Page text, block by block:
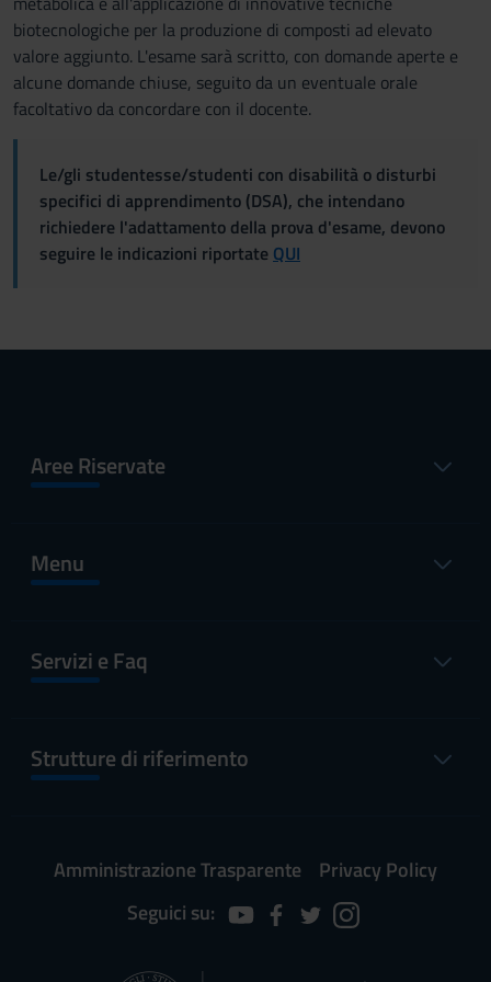
biotecnologiche per la produzione di composti ad elevato
valore aggiunto. L'esame sarà scritto, con domande aperte e
alcune domande chiuse, seguito da un eventuale orale
facoltativo da concordare con il docente.
Le/gli studentesse/studenti con disabilità o disturbi
specifici di apprendimento (DSA), che intendano
richiedere l'adattamento della prova d'esame, devono
seguire le indicazioni riportate QUI
Aree Riservate
Menu
Servizi e Faq
Strutture di riferimento
Amministrazione Trasparente
Privacy Policy
Seguici su: